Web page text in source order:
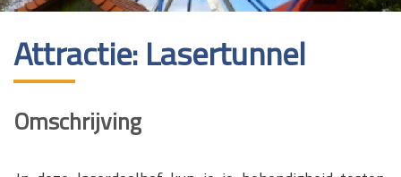
Attractie: Lasertunnel
Omschrijving